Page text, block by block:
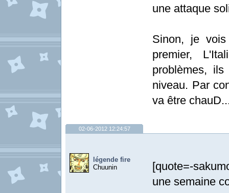
une attaque
Sinon, je
premier,
problèmes,
niveau. Par
va être
02-06-2012 12:24:57
légende fire
Chuunin
[quote=-
une semaine